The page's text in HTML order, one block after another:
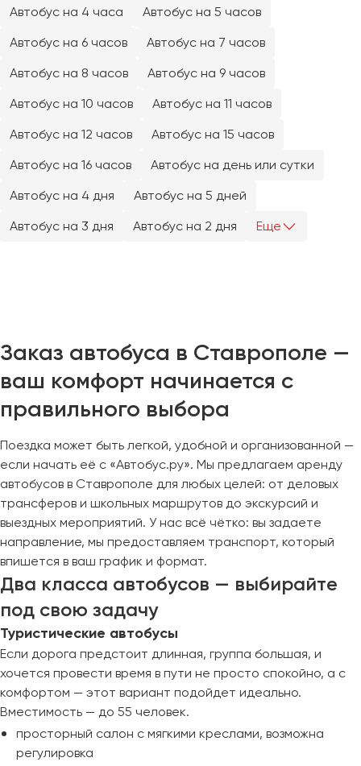
Автобус на 4 часа
Автобус на 5 часов
Автобус на 6 часов
Автобус на 7 часов
Автобус на 8 часов
Автобус на 9 часов
Автобус на 10 часов
Автобус на 11 часов
Автобус на 12 часов
Автобус на 15 часов
Автобус на 16 часов
Автобус на день или сутки
Автобус на 4 дня
Автобус на 5 дней
Автобус на 3 дня
Автобус на 2 дня Еще
Заказ автобуса в Ставрополе —
ваш комфорт начинается с
правильного выбора
Поездка может быть легкой, удобной и организованной —
если начать её с «Автобус.ру». Мы предлагаем аренду
автобусов в Ставрополе для любых целей: от деловых
трансферов и школьных маршрутов до экскурсий и
выездных мероприятий. У нас всё чётко: вы задаете
направление, мы предоставляем транспорт, который
впишется в ваш график и формат.
Два класса автобусов — выбирайте
под свою задачу
Туристические автобусы
Если дорога предстоит длинная, группа большая, и
хочется провести время в пути не просто спокойно, а с
комфортом — этот вариант подойдет идеально.
Вместимость — до 55 человек.
просторный салон с мягкими креслами, возможна
регулировка
Челябинск
Якутск
Ярославль